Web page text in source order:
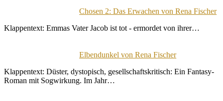
Chosen 2: Das Erwachen von Rena Fischer
Klappentext: Emmas Vater Jacob ist tot - ermordet von ihrer…
Elbendunkel von Rena Fischer
Klappentext: Düster, dystopisch, gesellschaftskritisch: Ein Fantasy-
Roman mit Sogwirkung. Im Jahr…